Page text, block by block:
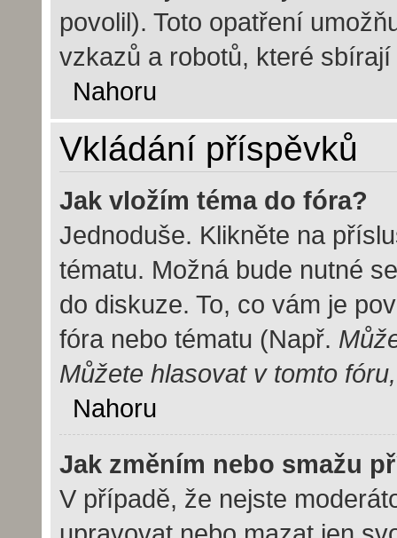
povolil). Toto opatření
vzkazů a robotů, které
Nahoru
Vkládání příspěvků
Jak vložím téma do fóra?
Jednoduše. Klikněte na
tématu. Možná bude nutné
do diskuze. To, co vám je
fóra nebo tématu (Např.
Můžete hlasovat v tomto
Nahoru
Jak změním nebo smažu
V případě, že nejste